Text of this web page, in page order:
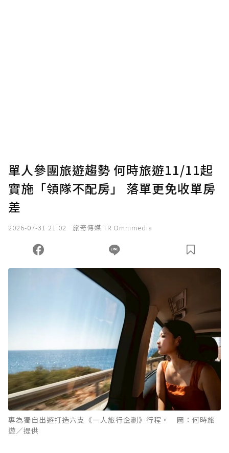
單人參團旅遊趨勢 何時旅遊11/11起
實施「領隊不配房」 落單更免收單房
差
2026-07-31 21:02 旅奇傳媒 TR Omnimedia
專為獨自出遊打造六支《一人旅行企劃》行程。 圖：何時旅
遊／提供